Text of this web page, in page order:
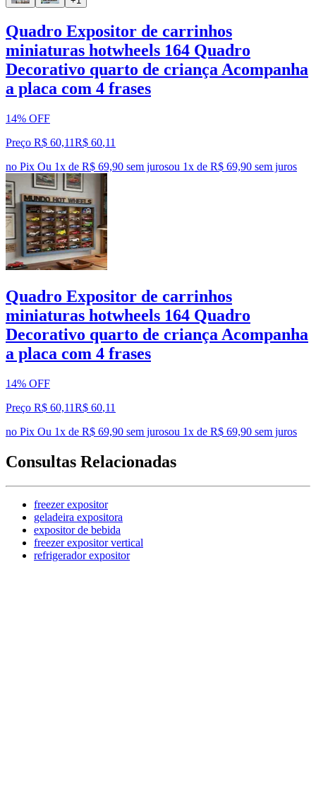
Quadro Expositor de carrinhos
miniaturas hotwheels 164 Quadro
Decorativo quarto de criança Acompanha
a placa com 4 frases
14% OFF
Preço R$ 60,11R$ 60,11
no Pix Ou 1x de R$ 69,90 sem jurosou 1x de R$ 69,90 sem juros
Quadro Expositor de carrinhos
miniaturas hotwheels 164 Quadro
Decorativo quarto de criança Acompanha
a placa com 4 frases
14% OFF
Preço R$ 60,11R$ 60,11
no Pix Ou 1x de R$ 69,90 sem jurosou 1x de R$ 69,90 sem juros
Consultas Relacionadas
freezer expositor
geladeira expositora
expositor de bebida
freezer expositor vertical
refrigerador expositor